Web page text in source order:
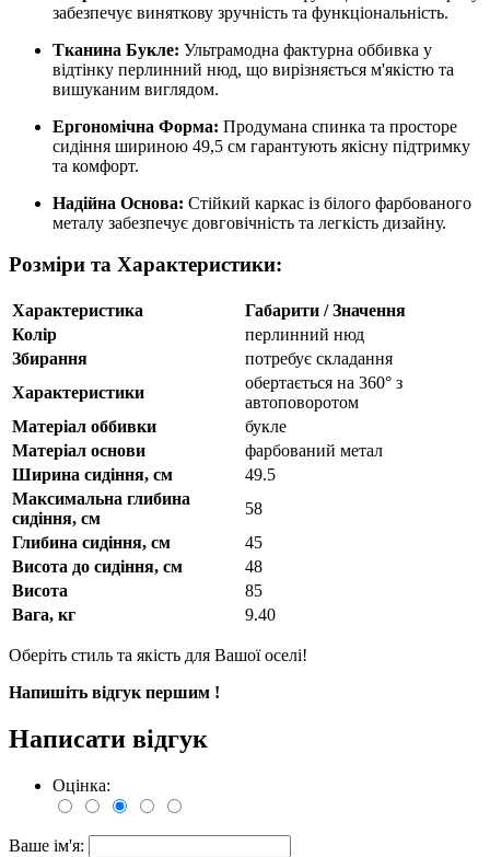
забезпечує виняткову зручність та функціональність.
Тканина Букле: Ультрамодна фактурна оббивка у
відтінку перлинний нюд, що вирізняється м'якістю та
вишуканим виглядом.
Ергономічна Форма: Продумана спинка та просторе
сидіння шириною 49,5 см гарантують якісну підтримку
та комфорт.
Надійна Основа: Стійкий каркас із білого фарбованого
металу забезпечує довговічність та легкість дизайну.
Розміри та Характеристики:
Характеристика
Габарити / Значення
Колір
перлинний нюд
Збирання
потребує складання
Характеристики
обертається на 360° з
автоповоротом
Матеріал оббивки
букле
Матеріал основи
фарбований метал
Ширина сидіння, см
49.5
Максимальна глибина
сидіння, см
58
Глибина сидіння, см
45
Висота до сидіння, см
48
Висота
85
Вага, кг
9.40
Оберіть стиль та якість для Вашої оселі!
Напишіть відгук першим !
Написати відгук
Оцінка:
Ваше ім'я: